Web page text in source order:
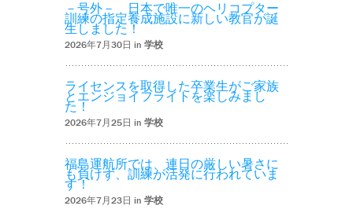
－号外－ 日本で唯一のヘリコプター
訓練の指定養成施設に新しい教官が誕
生しました！
2026年7月30日 in 学校
ライセンスを取得した卒業生がご家族
とエンジョイフライトを楽しみまし
た！
2026年7月25日 in 学校
福島運航所では、連日の厳しい暑さに
も負けず、訓練が活発に行われていま
す！
2026年7月23日 in 学校